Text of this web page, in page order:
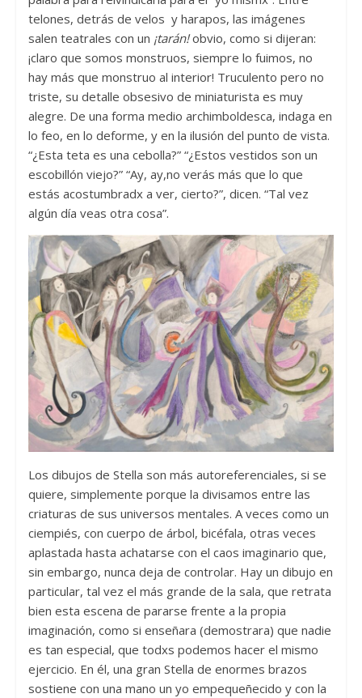
telones, detrás de velos y harapos, las imágenes
salen teatrales con un ¡tarán!obvio, como si dijeran:
¡claro que somos monstruos, siempre lo fuimos, no
hay más que monstruo al interior! Truculento pero no
triste, su detalle obsesivo de miniaturista es muy
alegre. De una forma medio archimboldesca, indaga en
lo feo, en lo deforme, y en la ilusión del punto de vista.
“¿Esta teta es una cebolla?” “¿Estos vestidos son un
escobillón viejo?” “Ay, ay,no verás más que lo que
estás acostumbradx a ver, cierto?”, dicen. “Tal vez
algún día veas otra cosa”.
Los dibujos de Stella son más autoreferenciales, si se
quiere, simplemente porque la divisamos entre las
criaturas de sus universos mentales. A veces como un
ciempiés, con cuerpo de árbol, bicéfala, otras veces
aplastada hasta achatarse con el caos imaginario que,
sin embargo, nunca deja de controlar. Hay un dibujo en
particular, tal vez el más grande de la sala, que retrata
bien esta escena de pararse frente a la propia
imaginación, como si enseñara (demostrara) que nadie
es tan especial, que todxs podemos hacer el mismo
ejercicio. En él, una gran Stella de enormes brazos
sostiene con una mano un yo empequeñecido y con la